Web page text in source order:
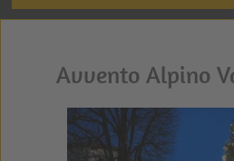
Avvento Alpino